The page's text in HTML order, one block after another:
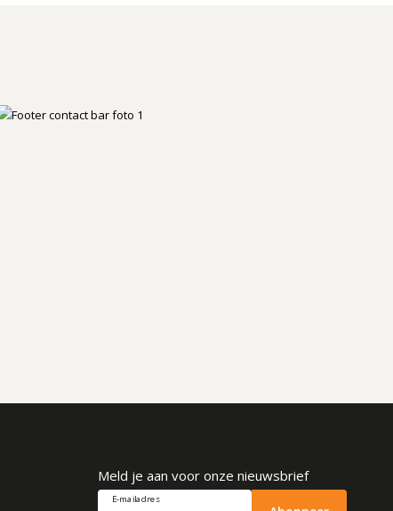
Meld je aan voor onze nieuwsbrief
E-mailadres